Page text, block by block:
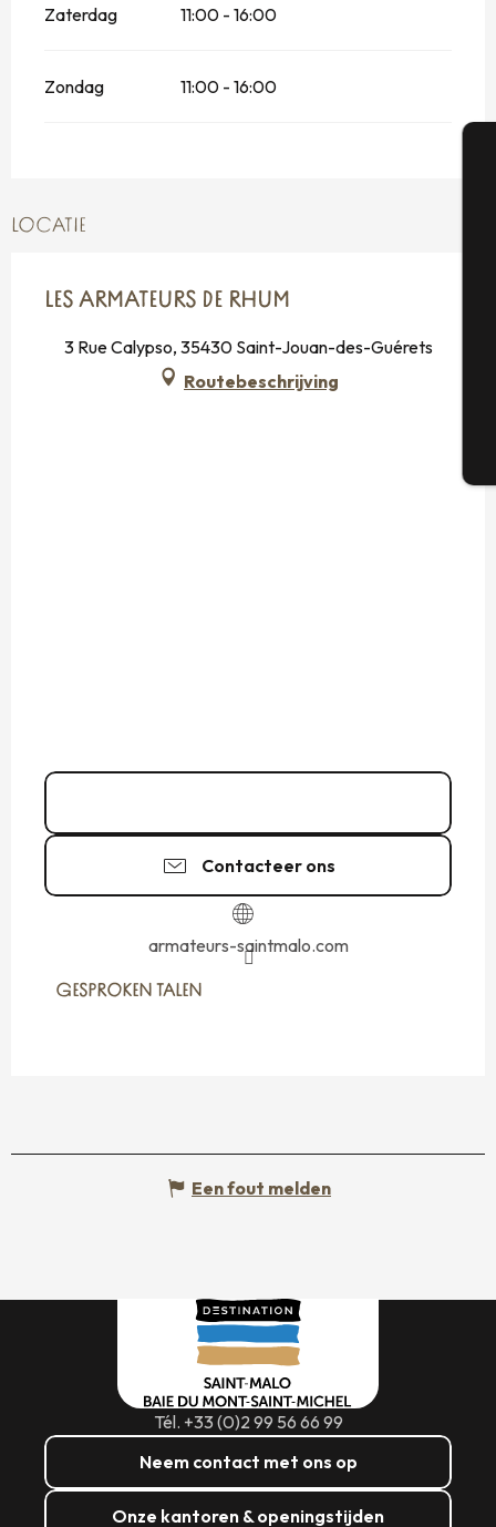
Zaterdag 11:00 - 16:00
Zondag 11:00 - 16:00
LOCATIE
LES ARMATEURS DE RHUM
3 Rue Calypso, 35430 Saint-Jouan-des-Guérets
Routebeschrijving
Contacteer ons
armateurs-saintmalo.com
GESPROKEN TALEN
GESPROKEN TALEN
Een fout melden
Tél. +33 (0)2 99 56 66 99
Neem contact met ons op
Onze kantoren & openingstijden